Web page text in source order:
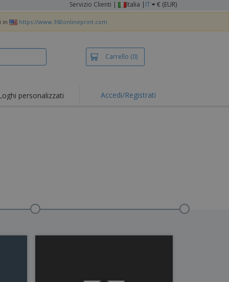
Servizio Clienti | Italia | IT € (EUR)
in https://www.360onlineprint.com
Carrello (0)
personalizzati Accedi/Registrati